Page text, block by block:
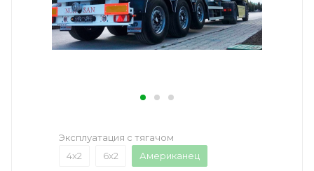
Эксплуатация с тягачом
4x2
6x2 Американец